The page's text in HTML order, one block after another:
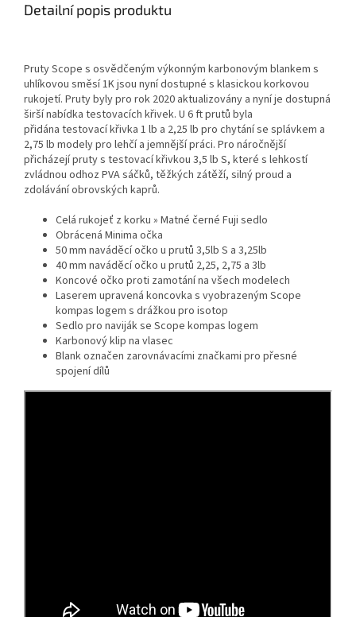
Detailní popis produktu
Pruty Scope s osvědčeným výkonným karbonovým blankem s
uhlíkovou směsí 1K jsou nyní dostupné s klasickou korkovou
rukojetí. Pruty byly pro rok 2020 aktualizovány a nyní je dostupná
širší nabídka testovacích křivek. U 6 ft prutů byla
přidána testovací křivka 1 lb a 2,25 lb pro chytání se splávkem a
2,75 lb modely pro lehčí a jemnější práci. Pro náročnější
přicházejí pruty s testovací křivkou 3,5 lb S, které s lehkostí
zvládnou odhoz PVA sáčků, těžkých zátěží, silný proud a
zdolávání obrovských kaprů.
Celá rukojeť z korku » Matné černé Fuji sedlo
Obrácená Minima očka
50 mm naváděcí očko u prutů 3,5lb S a 3,25lb
40 mm naváděcí očko u prutů 2,25, 2,75 a 3lb
Koncové očko proti zamotání na všech modelech
Laserem upravená koncovka s vyobrazeným Scope
kompas logem s drážkou pro isotop
Sedlo pro naviják se Scope kompas logem
Karbonový klip na vlasec
Blank označen zarovnávacími značkami pro přesné
spojení dílů